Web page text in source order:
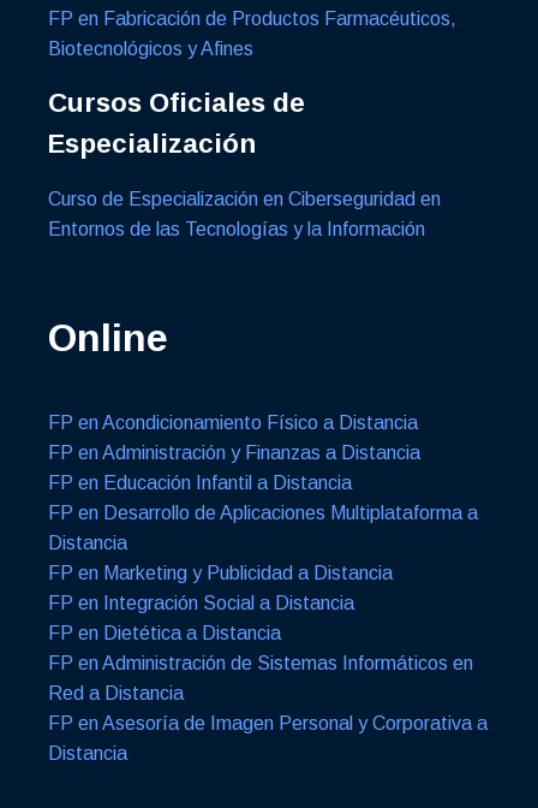
FP en Fabricación de Productos Farmacéuticos,
Biotecnológicos y Afines
Cursos Oficiales de
Especialización
Curso de Especialización en Ciberseguridad en
Entornos de las Tecnologías y la Información
Online
FP en Acondicionamiento Físico a Distancia
FP en Administración y Finanzas a Distancia
FP en Educación Infantil a Distancia
FP en Desarrollo de Aplicaciones Multiplataforma a
Distancia
FP en Marketing y Publicidad a Distancia
FP en Integración Social a Distancia
FP en Dietética a Distancia
FP en Administración de Sistemas Informáticos en
Red a Distancia
FP en Asesoría de Imagen Personal y Corporativa a
Distancia